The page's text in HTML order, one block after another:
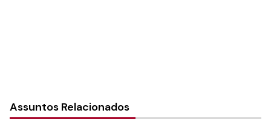
Assuntos Relacionados